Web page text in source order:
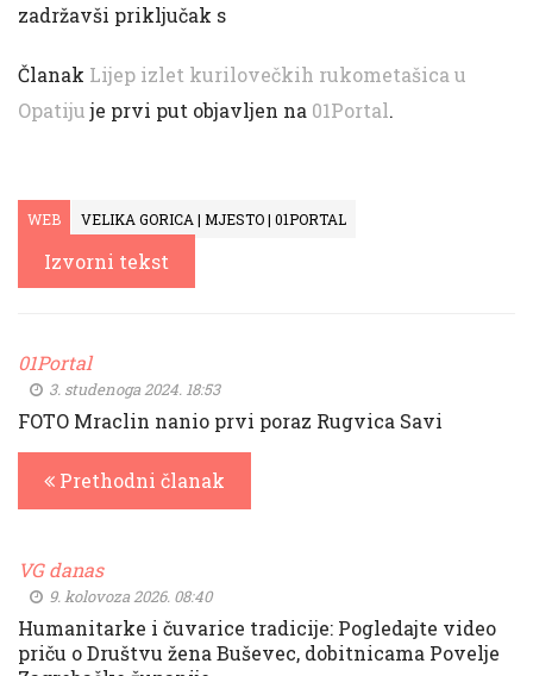
zadržavši priključak s
Članak Lijep izlet kurilovečkih rukometašica u
Opatiju je prvi put objavljen na 01Portal.
WEB VELIKA GORICA | MJESTO | 01PORTAL
Izvorni tekst
01Portal
3. studenoga 2024. 18:53
FOTO Mraclin nanio prvi poraz Rugvica Savi
Prethodni članak
VG danas
9. kolovoza 2026. 08:40
Humanitarke i čuvarice tradicije: Pogledajte video
priču o Društvu žena Buševec, dobitnicama Povelje